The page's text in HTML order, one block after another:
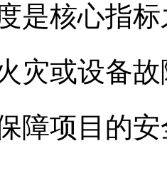
是核心指
灾或设备
障项目的